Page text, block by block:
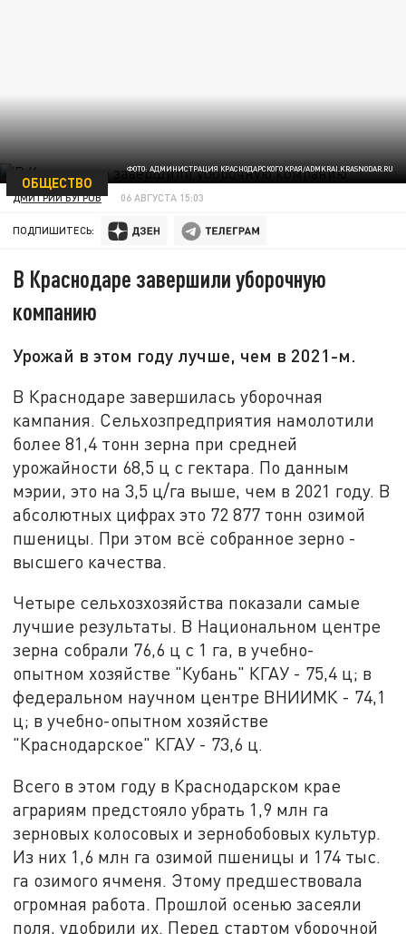
ФОТО: АДМИНИСТРАЦИЯ КРАСНОДАРСКОГО КРАЯ/ADMKRAI.KRASNODAR.RU
ОБЩЕСТВО
ДМИТРИЙ БУГРОВ 06 АВГУСТА 15:03
ПОДПИШИТЕСЬ:
В Краснодаре завершили уборочную
компанию
Урожай в этом году лучше, чем в 2021-м.
В Краснодаре завершилась уборочная
кампания. Сельхозпредприятия намолотили
более 81,4 тонн зерна при средней
урожайности 68,5 ц с гектара. По данным
мэрии, это на 3,5 ц/га выше, чем в 2021 году. В
абсолютных цифрах это 72 877 тонн озимой
пшеницы. При этом всё собранное зерно -
высшего качества.
Четыре сельхозхозяйства показали самые
лучшие результаты. В Национальном центре
зерна собрали 76,6 ц с 1 га, в учебно-
опытном хозяйстве "Кубань" КГАУ - 75,4 ц; в
федеральном научном центре ВНИИМК - 74,1
ц; в учебно-опытном хозяйстве
"Краснодарское" КГАУ - 73,6 ц.
Всего в этом году в Краснодарском крае
аграриям предстояло убрать 1,9 млн га
зерновых колосовых и зернобобовых культур.
Из них 1,6 млн га озимой пшеницы и 174 тыс.
га озимого ячменя. Этому предшествовала
огромная работа. Прошлой осенью засеяли
поля, удобрили их. Перед стартом уборочной